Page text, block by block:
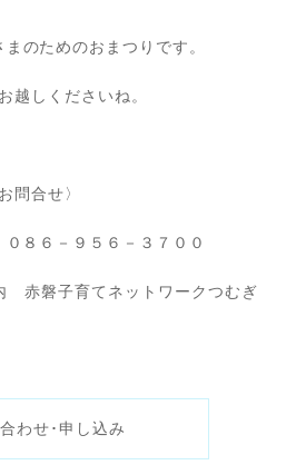
のためのおまつりです。
越しくださいね。
お問合せ〉
８６－９５６－３７００
赤磐子育てネットワークつむぎ
わせ･申し込み